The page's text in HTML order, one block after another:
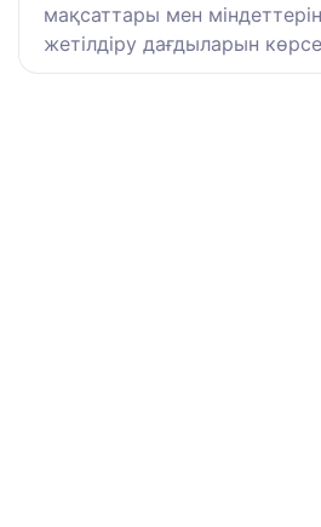
мақсаттары мен міндеттерін
жетілдіру дағдыларын